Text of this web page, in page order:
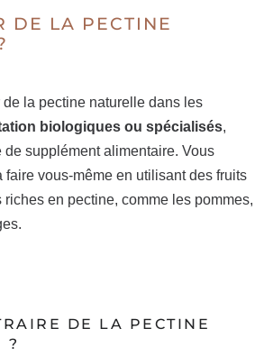
DE LA PECTINE
la pectine naturelle dans les
biologiques ou spécialisés,
de supplément alimentaire. Vous
faire vous-même en utilisant des fruits
en pectine, comme les pommes,
DE LA PECTINE
?